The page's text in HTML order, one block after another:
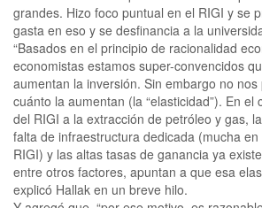
grandes. Hizo foco puntual en el RIGI y se
gasta en eso y se desfinancia a la
“Basados en el principio de racionalidad
economistas estamos super-convencidos
aumentan la inversión. Sin embargo no
cuánto la aumentan (la “elasticidad”). En el
del RIGI a la extracción de petróleo y gas,
falta de infraestructura dedicada (mucha
RIGI) y las altas tasas de ganancia ya
entre otros factores, apuntan a que esa
explicó Hallak en un breve hilo.